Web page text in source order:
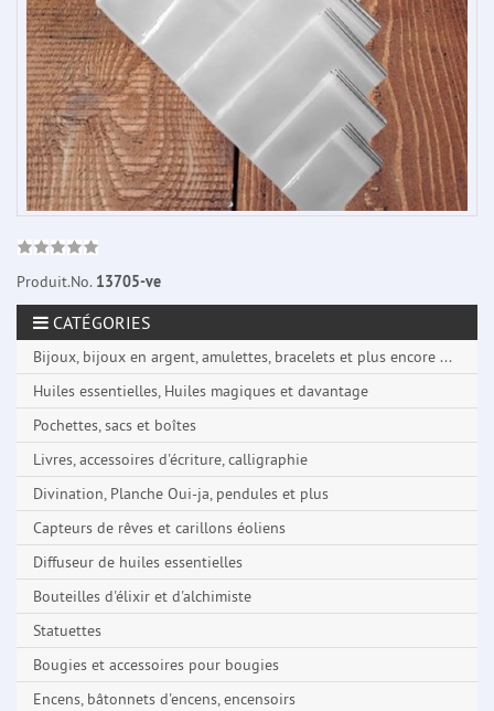
Produit.No. 13705-ve
CATÉGORIES
Bijoux, bijoux en argent, amulettes, bracelets et plus encore ...
Huiles essentielles, Huiles magiques et davantage
Pochettes, sacs et boîtes
Livres, accessoires d'écriture, calligraphie
Divination, Planche Oui-ja, pendules et plus
Capteurs de rêves et carillons éoliens
Diffuseur de huiles essentielles
Bouteilles d'élixir et d'alchimiste
Statuettes
Bougies et accessoires pour bougies
Encens, bâtonnets d'encens, encensoirs